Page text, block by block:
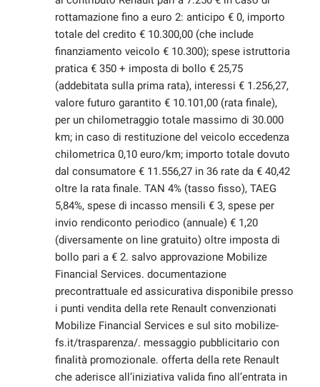
rottamazione fino a euro 2: anticipo € 0, importo
totale del credito € 10.300,00 (che include
finanziamento veicolo € 10.300); spese istruttoria
pratica € 350 + imposta di bollo € 25,75
(addebitata sulla prima rata), interessi € 1.256,27,
valore futuro garantito € 10.101,00 (rata finale),
per un chilometraggio totale massimo di 30.000
km; in caso di restituzione del veicolo eccedenza
chilometrica 0,10 euro/km; importo totale dovuto
dal consumatore € 11.556,27 in 36 rate da € 40,42
oltre la rata finale. TAN 4% (tasso fisso), TAEG
5,84%, spese di incasso mensili € 3, spese per
invio rendiconto periodico (annuale) € 1,20
(diversamente on line gratuito) oltre imposta di
bollo pari a € 2. salvo approvazione Mobilize
Financial Services. documentazione
precontrattuale ed assicurativa disponibile presso
i punti vendita della rete Renault convenzionati
Mobilize Financial Services e sul sito mobilize-
fs.it/trasparenza/. messaggio pubblicitario con
finalità promozionale. offerta della rete Renault
che aderisce all’iniziativa valida fino all’entrata in